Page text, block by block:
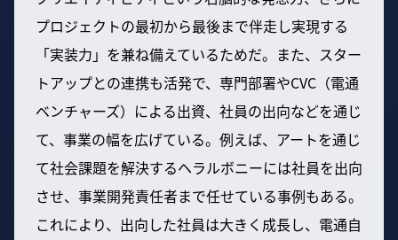
プロジェクトの最初から最後まで伴走し実現する
「実装力」を兼ね備えているためだ。また、スター
トアップとの連携も活発で、専門部署やCVC（電通
ベンチャーズ）による出資、社員の出向などを通じ
て、事業の幅を広げている。例えば、アートを通じ
て社会課題を解決するヘラルボニーには社員を出向
させ、事業開発責任者まで任せている事例もある。
これにより、出向した社員は大きく成長し、電通自